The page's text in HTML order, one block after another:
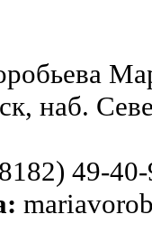
наб.
49-